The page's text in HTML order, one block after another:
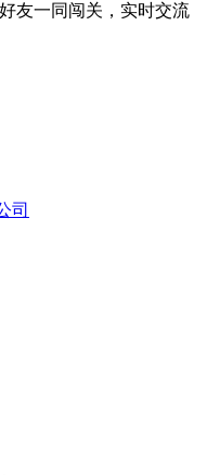
一同闯关，实时交流
司